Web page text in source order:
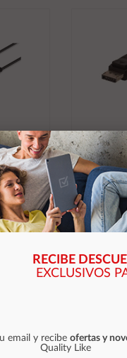
a
Cable
1m /
RECIBE
EXCLUSIVOS
email y recibe ofertas y
Quality Like